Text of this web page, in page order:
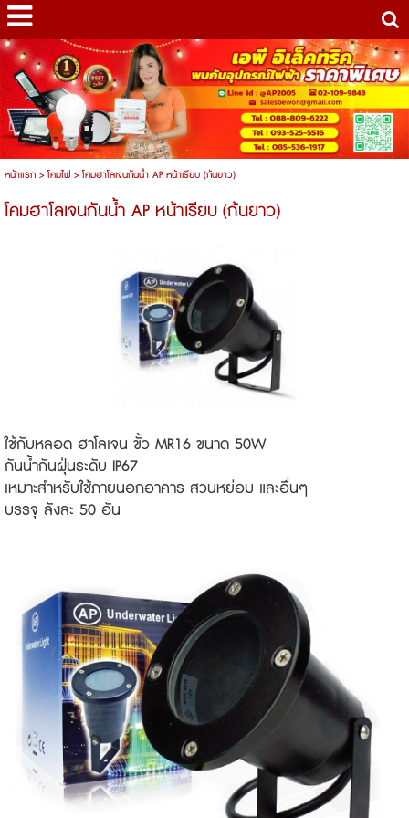
หน้าแรก>โคมไฟ>โคมฮาโลเจนกันน้ำ AP หน้าเรียบ (ก้นยาว)
โคมฮาโลเจนกันน้ำ AP หน้าเรียบ (ก้นยาว)
ใช้กับหลอด ฮาโลเจน ขั้ว MR16 ขนาด 50W
กันน้ำกันฝุ่นระดับ IP67
เหมาะสำหรับใช้ภายนอกอาคาร สวนหย่อม และอื่นๆ
บรรจุ ลังละ 50 อัน